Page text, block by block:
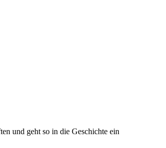
und geht so in die Geschichte ein